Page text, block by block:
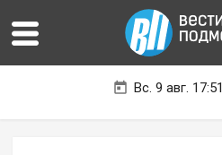
Вс. 9 авг. 17:51